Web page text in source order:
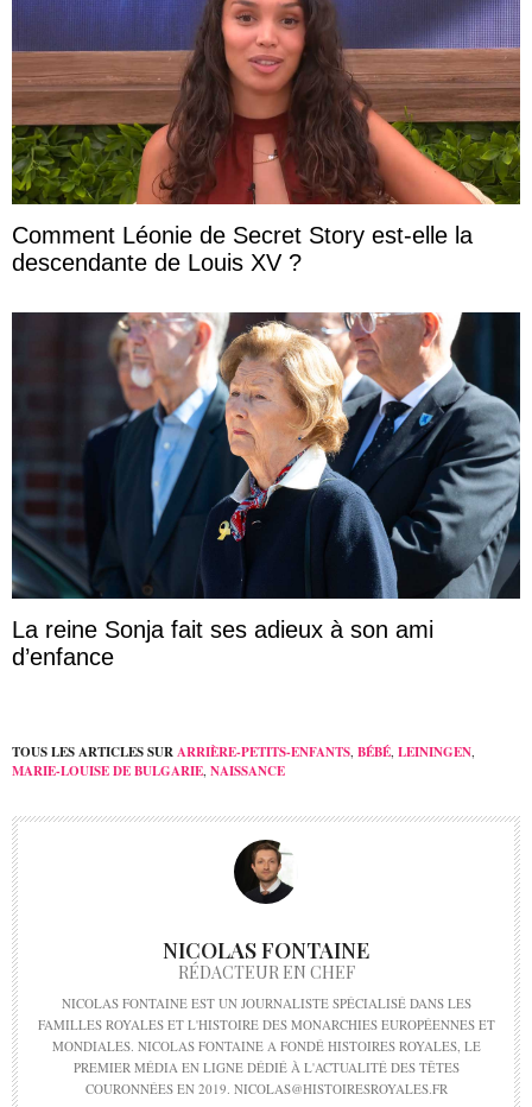
Comment Léonie de Secret Story est-elle la
descendante de Louis XV ?
La reine Sonja fait ses adieux à son ami
d’enfance
TOUS LES ARTICLES SURARRIÈRE-PETITS-ENFANTS BÉBÉ LEININGEN
MARIE-LOUISE DE BULGARIE NAISSANCE
NICOLAS FONTAINE
RÉDACTEUR EN CHEF
NICOLAS FONTAINE EST UN JOURNALISTE SPÉCIALISÉ DANS LES
FAMILLES ROYALES ET L'HISTOIRE DES MONARCHIES EUROPÉENNES ET
MONDIALES. NICOLAS FONTAINE A FONDÉ HISTOIRES ROYALES, LE
PREMIER MÉDIA EN LIGNE DÉDIÉ À L'ACTUALITÉ DES TÊTES
COURONNÉES EN 2019. NICOLAS@HISTOIRESROYALES.FR